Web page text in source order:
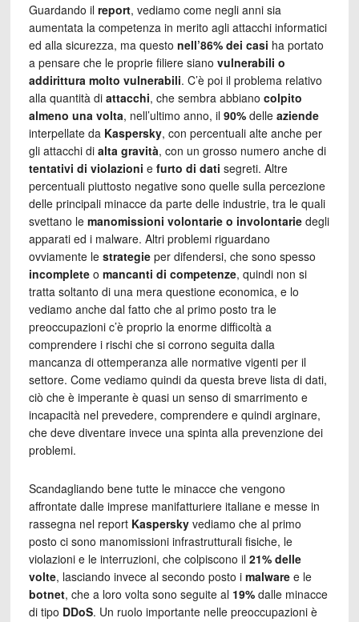
Guardando il report, vediamo come negli anni sia
aumentata la competenza in merito agli attacchi informatici
ed alla sicurezza, ma questo nell’86% dei casi ha portato
a pensare che le proprie filiere siano vulnerabili o
addirittura molto vulnerabili. C’è poi il problema relativo
alla quantità di attacchi, che sembra abbiano colpito
almeno una volta, nell’ultimo anno, il 90%delle aziende
interpellate da Kaspersky, con percentuali alte anche per
gli attacchi di alta gravità, con un grosso numero anche di
tentativi di violazioni e furto di dati segreti. Altre
percentuali piuttosto negative sono quelle sulla percezione
delle principali minacce da parte delle industrie, tra le quali
svettano le manomissioni volontarie o involontariedegli
apparati ed i malware. Altri problemi riguardano
ovviamente le strategieper difendersi, che sono spesso
incompleteo mancanti di competenze, quindi non si
tratta soltanto di una mera questione economica, e lo
vediamo anche dal fatto che al primo posto tra le
preoccupazioni c’è proprio la enorme difficoltà a
comprendere i rischi che si corrono seguita dalla
mancanza di ottemperanza alle normative vigenti per il
settore. Come vediamo quindi da questa breve lista di dati,
ciò che è imperante è quasi un senso di smarrimento e
incapacità nel prevedere, comprendere e quindi arginare,
che deve diventare invece una spinta alla prevenzione dei
problemi.
Scandagliando bene tutte le minacce che vengono
affrontate dalle imprese manifatturiere italiane e messe in
rassegna nel report Kasperskyvediamo che al primo
posto ci sono manomissioni infrastrutturali fisiche, le
violazioni e le interruzioni, che colpiscono il 21% delle
volte, lasciando invece al secondo posto i malwaree le
botnet, che a loro volta sono seguite al 19%dalle minacce
di tipo DDoS. Un ruolo importante nelle preoccupazioni è